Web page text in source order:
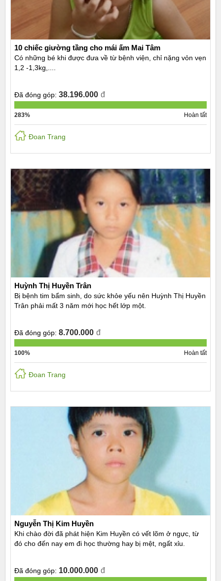
10 chiếc giường tầng cho mái ấm Mai Tâm
Có những bé khi được đưa về từ bệnh viện, chỉ nặng vỏn vẹn
1,2 -1,3kg,....
Đã đóng góp: 38.196.000 đ
283% Hoàn tất
Đoan Trang
Huỳnh Thị Huyền Trân
Bị bệnh tim bẩm sinh, do sức khỏe yếu nên Huỳnh Thị Huyền
Trân phải mất 3 năm mới học hết lớp một.
Đã đóng góp: 8.700.000 đ
100% Hoàn tất
Đoan Trang
Nguyễn Thị Kim Huyền
Khi chào đời đã phát hiện Kim Huyền có vết lõm ở ngực, từ
đó cho đến nay em đi học thường hay bị mệt, ngất xỉu.
Đã đóng góp: 10.000.000 đ